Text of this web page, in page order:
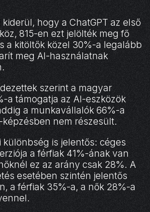
hogy a ChatGPT az első
815-en ezt jelölték meg fő
a kitöltők közel 30%-a legalább
meg AI-használatnak
szerint a magyar
a támogatja az AI-eszközök
a munkavállalók 66%-a
nem részesült.
különbség is jelentős: céges
a férfiak 41%-ának van
ez az arány csak 28%. A
esetében szintén jelentős
a férfiak 35%-a, a nők 28%-a